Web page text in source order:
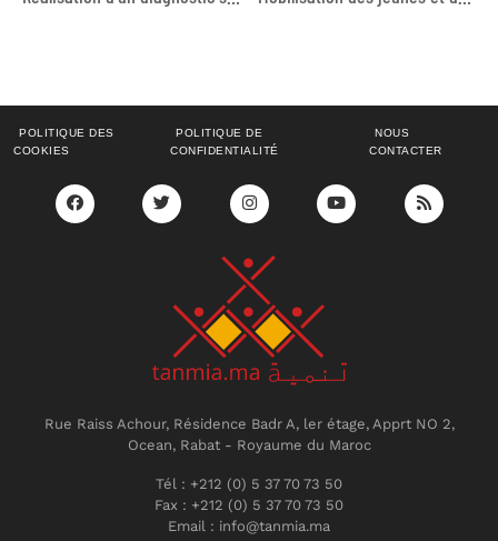
POLITIQUE DES
COOKIES
POLITIQUE DE
CONFIDENTIALITÉ
NOUS
CONTACTER
Rue Raiss Achour, Résidence Badr A, ler étage, Apprt NO 2,
Ocean, Rabat - Royaume du Maroc
Tél : +212 (0) 5 37 70 73 50
Fax : +212 (0) 5 37 70 73 50
Email : info@tanmia.ma